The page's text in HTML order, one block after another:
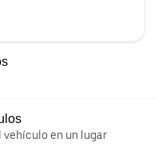
en un lugar